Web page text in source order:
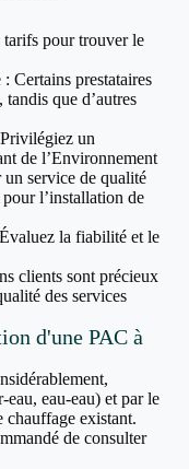
tarifs pour trouver le
Certains prestataires
que d’autres
un
de l’Environnement
service de qualité
l’installation de
la fiabilité et le
clients sont précieux
des services
d'une PAC à
eau-eau) et par le
chauffage existant.
de consulter